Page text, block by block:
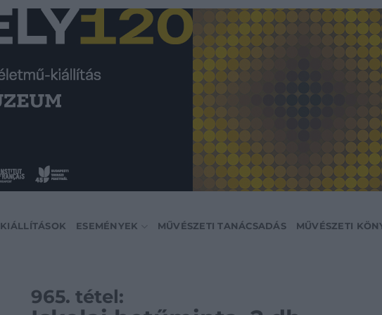
KIÁLLÍTÁSOK ESEMÉNYEK MŰVÉSZETI TANÁCSADÁS MŰVÉSZETI
965. tétel: